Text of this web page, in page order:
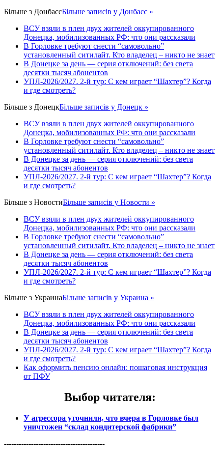
Більше з ДонбассБільше записів у Донбасс »
ВСУ взяли в плен двух жителей оккупированного
Донецка, мобилизованных РФ: что они рассказали
В Горловке требуют снести “самовольно”
установленный ситилайт. Кто владелец – никто не знает
В Донецке за день — серия отключений: без света
десятки тысяч абонентов
УПЛ-2026/2027. 2-й тур: С кем играет “Шахтер”? Когда
и где смотреть?
Більше з ДонецкБільше записів у Донецк »
ВСУ взяли в плен двух жителей оккупированного
Донецка, мобилизованных РФ: что они рассказали
В Горловке требуют снести “самовольно”
установленный ситилайт. Кто владелец – никто не знает
В Донецке за день — серия отключений: без света
десятки тысяч абонентов
УПЛ-2026/2027. 2-й тур: С кем играет “Шахтер”? Когда
и где смотреть?
Більше з НовостиБільше записів у Новости »
ВСУ взяли в плен двух жителей оккупированного
Донецка, мобилизованных РФ: что они рассказали
В Горловке требуют снести “самовольно”
установленный ситилайт. Кто владелец – никто не знает
В Донецке за день — серия отключений: без света
десятки тысяч абонентов
УПЛ-2026/2027. 2-й тур: С кем играет “Шахтер”? Когда
и где смотреть?
Більше з УкраинаБільше записів у Украина »
ВСУ взяли в плен двух жителей оккупированного
Донецка, мобилизованных РФ: что они рассказали
В Донецке за день — серия отключений: без света
десятки тысяч абонентов
УПЛ-2026/2027. 2-й тур: С кем играет “Шахтер”? Когда
и где смотреть?
Как оформить пенсию онлайн: пошаговая инструкция
от ПФУ
Выбор читателя:
У агрессора уточнили, что вчера в Горловке был
уничтожен “склад кондитерской фабрики”
-----------------------------------------